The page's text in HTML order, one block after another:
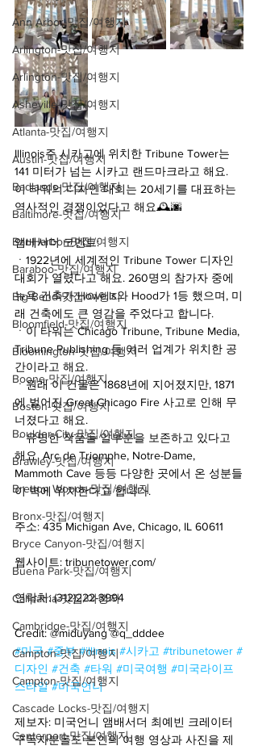
Ann Arbor-맛집/여행지
Arlington-맛집/여행지
Arlington-맛집/여행지
Asheville-맛집/여행지
Atlanta-맛집/여행지
Austin-맛집/여행지
Badlands-맛집/여행지
Baltimore-맛집/여행지
Bar Harbor-맛집/여행지
Baraboo-맛집/여행지
Big Bend-맛집/여행지
Bloomfield-맛집/여행지
Bloomington-맛집/여행지
Boone-맛집/여행지
Boston-맛집/여행지
Boulder City-맛집/여행지
Brawley-맛집/여행지
Bretton Woods-맛집/여행지
Bronx-맛집/여행지
Bryce Canyon-맛집/여행지
Buena Park-맛집/여행지
Calipatria-맛집/여행지
Cambridge-맛집/여행지
Campton-맛집/여행지
Campton-맛집/여행지
Cascade Locks-맛집/여행지
Centerport-맛집/여행지
Illinois주 시카고에 위치한 Tribune Tower는
141 미터가 넘는 시카고 랜드마크라고 해요.
이 타워의 디자인 대회는 20세기를 대표하는
역사적인 경쟁이었다고 해요🕰🌆
앰베서더 코멘트:
ㆍ1922년에 세계적인 Tribune Tower 디자인
대회가 열렸다고 해요. 260명의 참가자 중에
뉴욕 건축가 Howells와 Hood가 1등 했으며, 미
래 건축에도 큰 영감을 주었다고 합니다.
ㆍ이 타워는 Chicago Tribune, Tribune Media,
Tribune Publishing 등 여러 업계가 위치한 공
간이라고 해요.
ㆍ원래 이 건물은 1868년에 지어졌지만, 1871
에 벌어진 Great Chicago Fire 사고로 인해 무
너졌다고 해요.
ㆍ유명한 작품들 일부분을 보존하고 있다고
해요. Arc de Triomphe, Notre-Dame,
Mammoth Cave 등등 다양한 곳에서 온 성분들
이 벽에 위치한다고 합니다.
주소: 435 Michigan Ave, Chicago, IL 60611
웹사이트: tribunetower.com/
연락처: (312)222-3994
Credit: @miduyang @q_dddee
#미국 #중부 #illinois #시카고 #tribunetower #
디자인 #건축 #타워 #미국여행 #미국라이프
스타일 #미국언니
제보자: 미국언니 앰배서더 최예빈 크레이터
구독자분들도 본인의 여행 영상과 사진을 제